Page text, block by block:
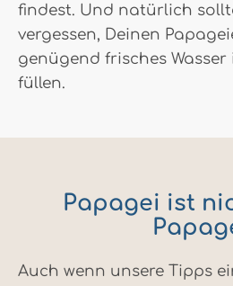
findest. Und natürlich
vergessen, Deinen
genügend frisches Wasser
füllen.
Papagei ist
Auch wenn unsere Tipps